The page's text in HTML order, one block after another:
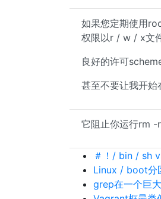
如果您定期使用
权限以r / w / x文
良好的许可
甚至不要让我开始
它阻止你运行rm -
＃！/ bin / sh
Linux / boot分
grep在一个巨